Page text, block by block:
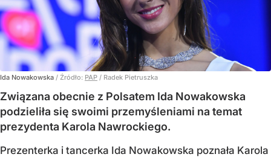
Ida Nowakowska / Źródło: PAP / Radek Pietruszka
Związana obecnie z Polsatem Ida Nowakowska
podzieliła się swoimi przemyśleniami na temat
prezydenta Karola Nawrockiego.
Prezenterka i tancerka Ida Nowakowska poznała Karola